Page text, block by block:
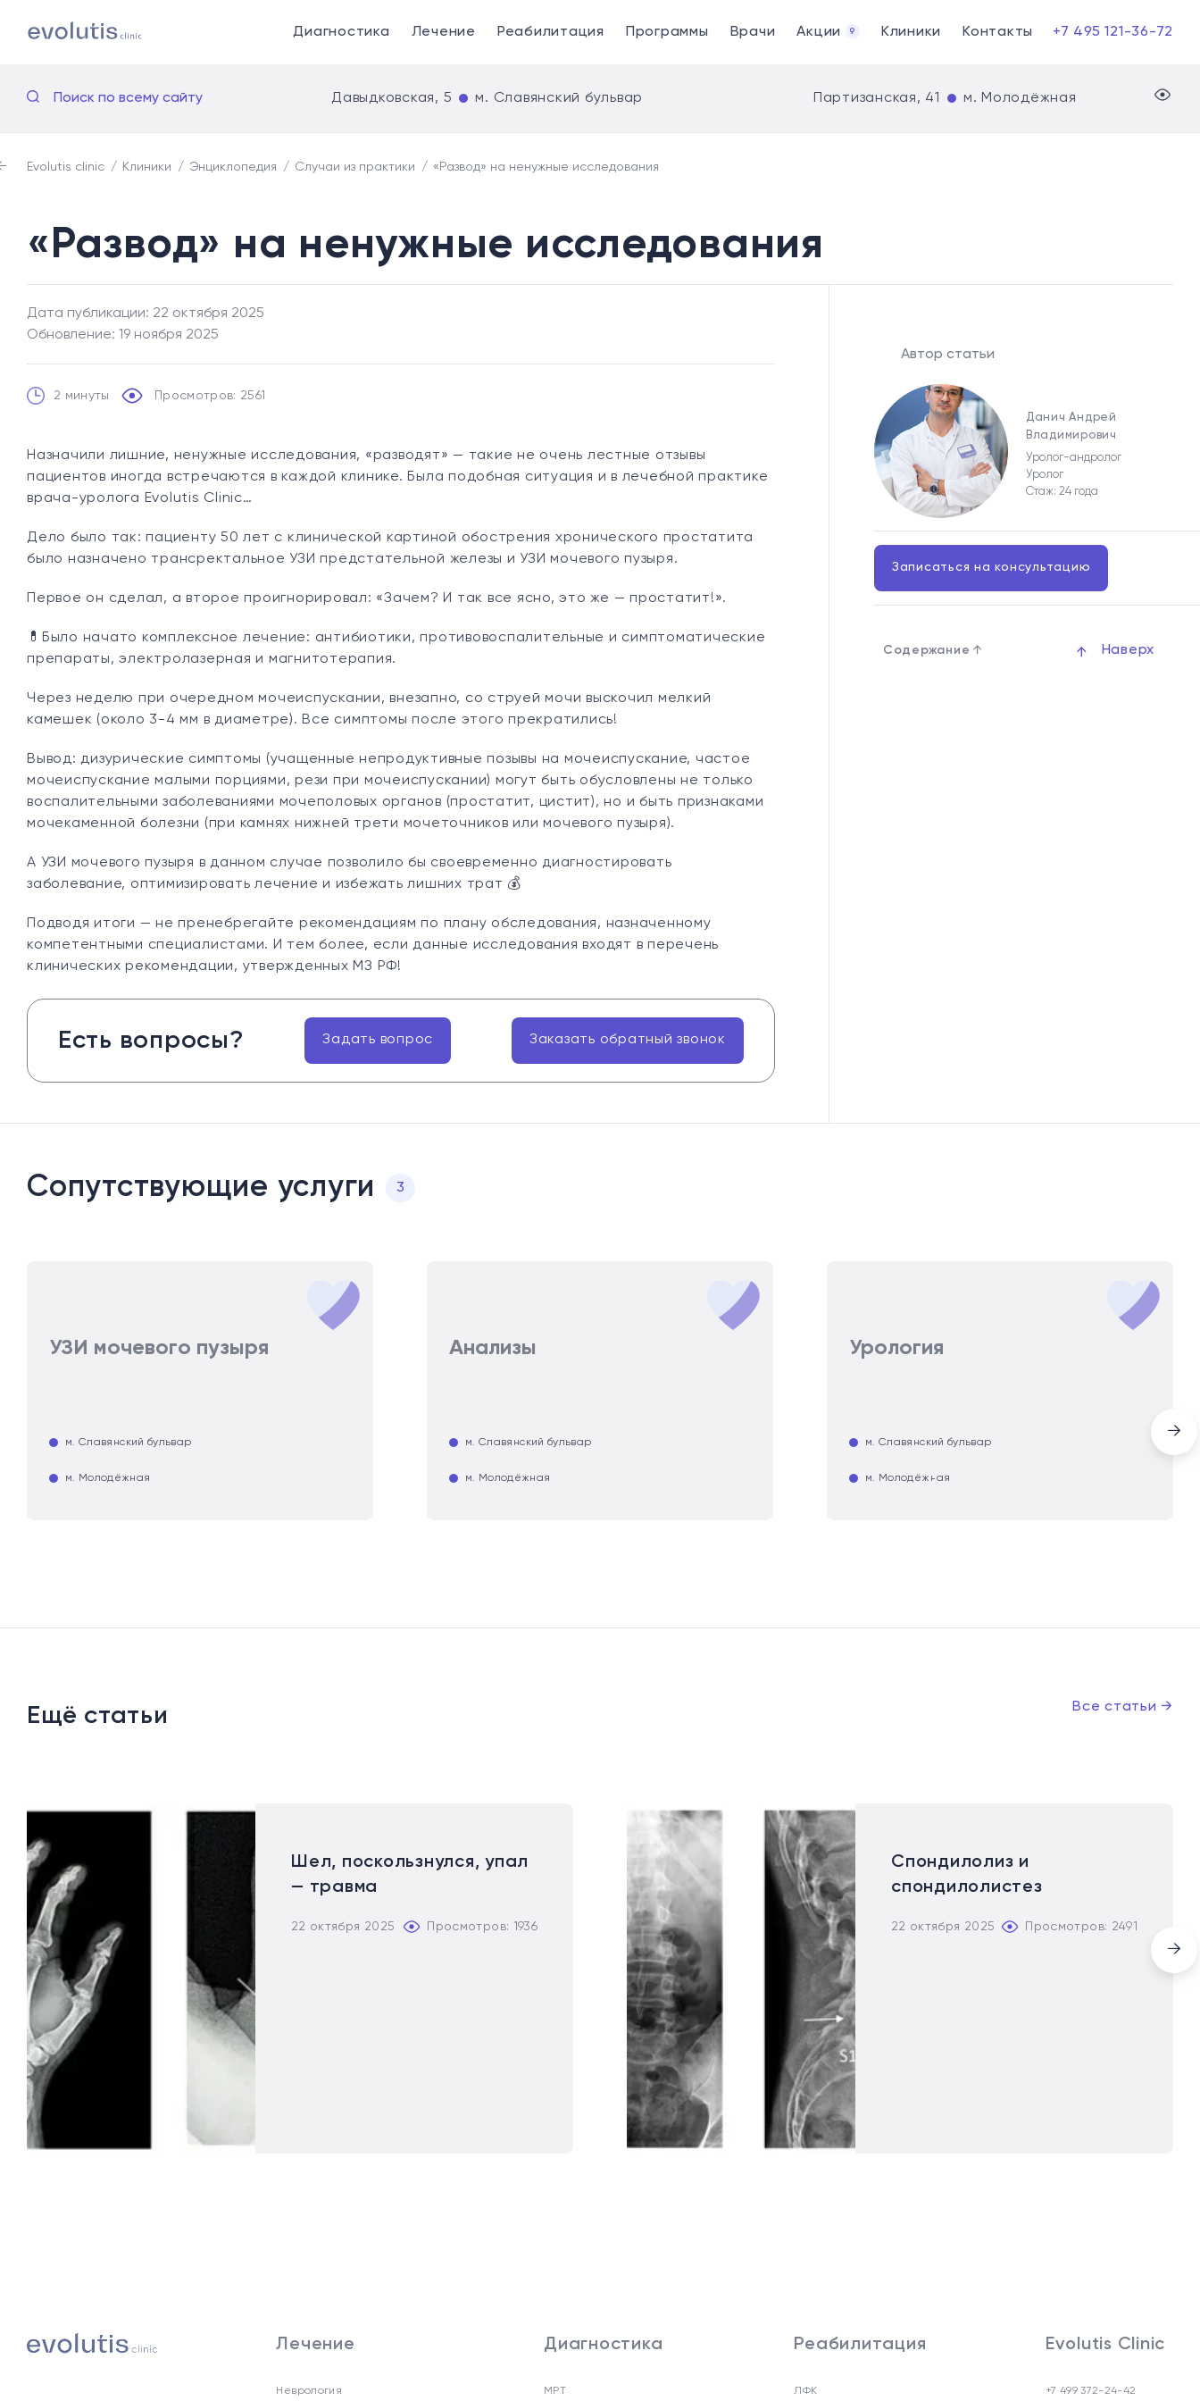
Диагностика Лечение Реабилитация Программы Врачи Акции 9 Клиники Контакты +7 495 121-36-72
Поиск по всему сайту Давыдковская, 5 м. Славянский бульвар Партизанская, 41 м. Молодёжная
Evolutis clinic Клиники Энциклопедия Случаи из практики «Развод» на ненужные исследования
«Развод» на ненужные исследования
Дата публикации: 22 октября 2025
Обновление: 19 ноября 2025
2 минуты Просмотров: 2561
Назначили лишние, ненужные исследования, «разводят» — такие не очень лестные отзывы
пациентов иногда встречаются в каждой клинике. Была подобная ситуация и в лечебной практике
врача-уролога Evolutis Clinic…
Дело было так: пациенту 50 лет с клинической картиной обострения хронического простатита
было назначено трансректальное УЗИ предстательной железы и УЗИ мочевого пузыря.
Первое он сделал, а второе проигнорировал: «Зачем? И так все ясно, это же — простатит!».
💊Было начато комплексное лечение: антибиотики, противовоспалительные и симптоматические
препараты, электролазерная и магнитотерапия.
Через неделю при очередном мочеиспускании, внезапно, со струей мочи выскочил мелкий
камешек (около 3-4 мм в диаметре). Все симптомы после этого прекратились!
Вывод: дизурические симптомы (учащенные непродуктивные позывы на мочеиспускание, частое
мочеиспускание малыми порциями, рези при мочеиспускании) могут быть обусловлены не только
воспалительными заболеваниями мочеполовых органов (простатит, цистит), но и быть признаками
мочекаменной болезни (при камнях нижней трети мочеточников или мочевого пузыря).
А УЗИ мочевого пузыря в данном случае позволило бы своевременно диагностировать
заболевание, оптимизировать лечение и избежать лишних трат 💰
Подводя итоги — не пренебрегайте рекомендациям по плану обследования, назначенному
компетентными специалистами. И тем более, если данные исследования входят в перечень
клинических рекомендации, утвержденных МЗ РФ!
Есть вопросы? Задать вопрос Заказать обратный звонок
Автор статьи
Данич Андрей
Владимирович
Уролог-андролог
Уролог
Стаж: 24 года
Записаться на консультацию
Содержание ↑ ↓ Наверх
Сопутствующие услуги 3
УЗИ мочевого пузыря
м. Славянский бульвар
м. Молодёжная
Анализы
м. Славянский бульвар
м. Молодёжная
Урология
м. Славянский бульвар
м. Молодёжная
→
Ещё статьи Все статьи →
Шел, поскользнулся, упал
— травма
22 октября 2025 Просмотров: 1936
Спондилолиз и
спондилолистез
22 октября 2025 Просмотров: 2491
→
Лечение
Неврология
Диагностика
МРТ
Реабилитация
ЛФК
Evolutis Clinic
+7 499 372-24-42